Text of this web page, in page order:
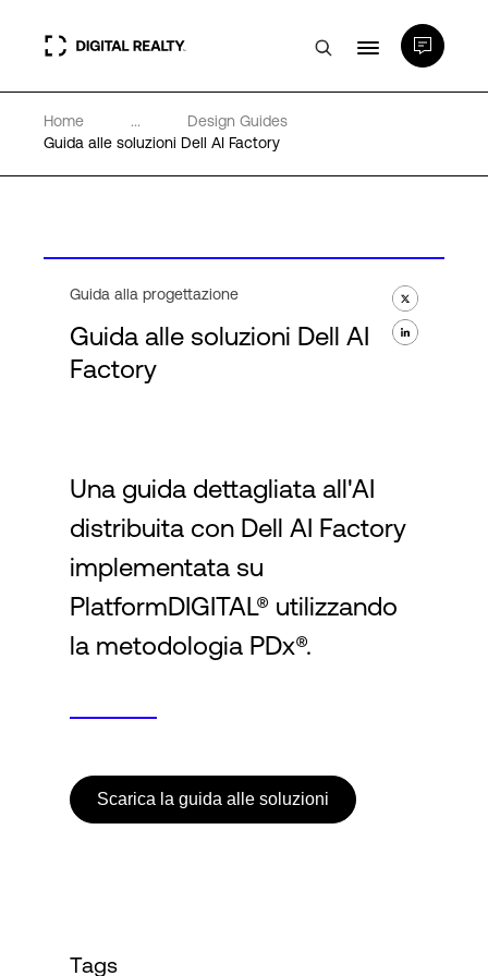
Data center
Competenze e Risorse
Language
Accesso
Home ...
Design Guides
Guida alle soluzioni Dell AI Factory
Guida alla progettazione
Guida alle soluzioni Dell AI
Factory
Una guida dettagliata all'AI
distribuita con Dell AI Factory
implementata su
PlatformDIGITAL® utilizzando
la metodologia PDx®.
Scarica la guida alle soluzioni
Tags